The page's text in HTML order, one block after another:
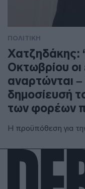
ΠΟΛΙΤΙΚΗ
Χατζηδάκης:
Οκτωβρίου οι
αναρτώνται
δημοσίευσή
των φορέων
Η προϋπόθεση για